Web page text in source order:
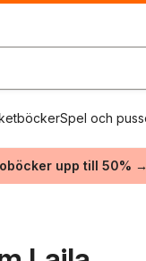
Spel och
upp till 50% →